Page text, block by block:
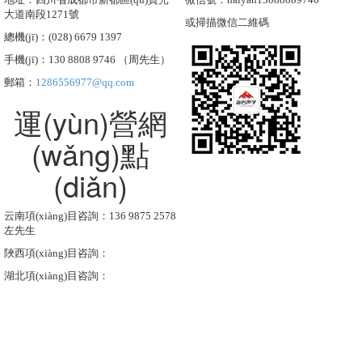
大道南段1271號
總機(jī)：(028) 6679 1397
手機(jī)：130 8808 9746 （周先生）
郵箱： 1286556977@qq.com
運(yùn)營網
(wǎng)點
(diǎn)
云南項(xiàng)目咨詢：136 9875 2578
左先生
陜西項(xiàng)目咨詢：
湖北項(xiàng)目咨詢：
或掃描微信二維碼